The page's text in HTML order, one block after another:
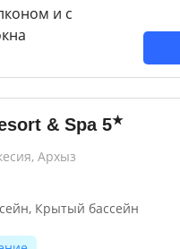
и с
& Spa 5★
Архыз
Крытый бассейн